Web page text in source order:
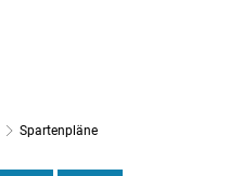
Spartenpläne